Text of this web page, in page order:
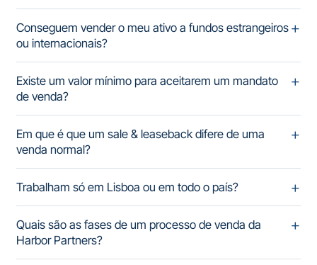
Conseguem vender o meu ativo a fundos estrangeiros
ou internacionais?
Existe um valor mínimo para aceitarem um mandato
de venda?
Em que é que um sale & leaseback difere de uma
venda normal?
Trabalham só em Lisboa ou em todo o país?
Quais são as fases de um processo de venda da
Harbor Partners?